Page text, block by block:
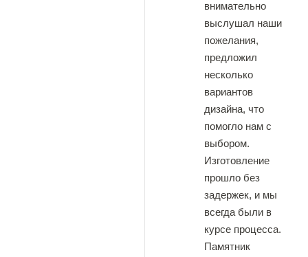
внимательно
выслушал наши
пожелания,
предложил
несколько
вариантов
дизайна, что
помогло нам с
выбором.
Изготовление
прошло без
задержек, и мы
всегда были в
курсе процесса.
Памятник